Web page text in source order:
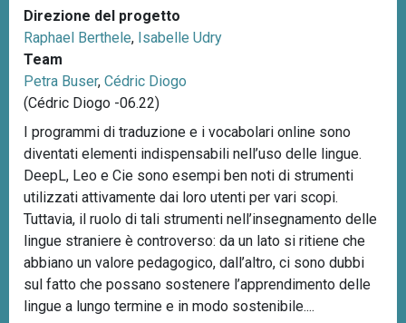
Direzione del progetto
Raphael Berthele, Isabelle Udry
Team
Petra Buser, Cédric Diogo
(Cédric Diogo -06.22)
I programmi di traduzione e i vocabolari online sono
diventati elementi indispensabili nell’uso delle lingue.
DeepL, Leo e Cie sono esempi ben noti di strumenti
utilizzati attivamente dai loro utenti per vari scopi.
Tuttavia, il ruolo di tali strumenti nell’insegnamento delle
lingue straniere è controverso: da un lato si ritiene che
abbiano un valore pedagogico, dall’altro, ci sono dubbi
sul fatto che possano sostenere l’apprendimento delle
lingue a lungo termine e in modo sostenibile....